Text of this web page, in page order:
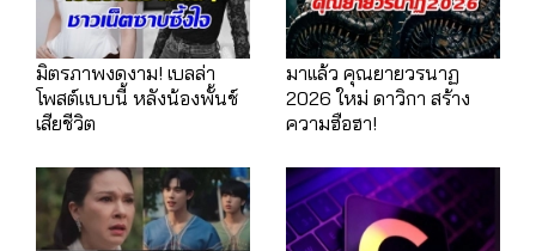
มิตรภาพงดงาม! เบลล่า
โพสต์แบบนี้ หลังน้องพั้นช์
เสียชีวิต
มาเเล้ว คุณยายวรนาฏ
2026 ใหม่ ดาวิกา สร้าง
ความฮือฮา!